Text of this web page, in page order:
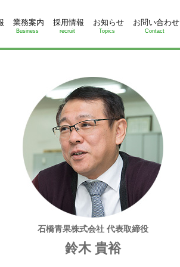
業務案内
Business
採用情報
recruit
お知らせ
Topics
お問い合わせ
Contact
石橋青果株式会社 代表取締役
鈴木 貴裕